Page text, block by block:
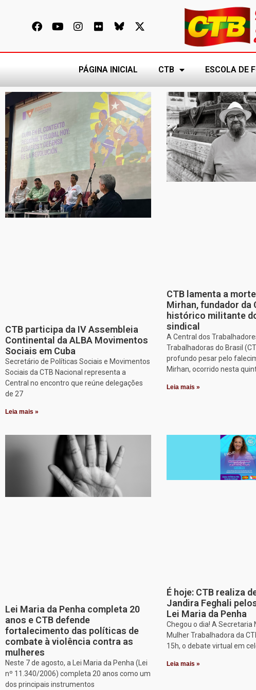
PÁGINA INICIAL CTB ESCOLA DE
CTB participa da IV Assembleia
Continental da ALBA Movimentos
Sociais em Cuba
Secretário de Políticas Sociais e Movimentos
Sociais da CTB Nacional representa a
Central no encontro que reúne delegações
de 27
Leia mais »
CTB lamenta a
Mirhan, fundador da
histórico militante
sindical
A Central dos
Trabalhadoras do Brasil
profundo pesar pelo
Mirhan, ocorrido nesta
Leia mais »
Lei Maria da Penha completa 20
anos e CTB defende
fortalecimento das políticas de
combate à violência contra as
mulheres
Neste 7 de agosto, a Lei Maria da Penha (Lei
nº 11.340/2006) completa 20 anos como um
dos principais instrumentos
É hoje: CTB realiza
Jandira Feghali
Lei Maria da Penha
Chegou o dia! A Secretaria
Mulher Trabalhadora da
15h, o debate virtual em
Leia mais »